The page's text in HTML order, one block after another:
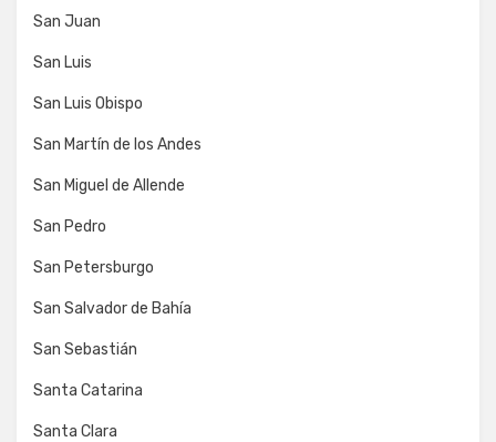
San Juan
San Luis
San Luis Obispo
San Martín de los Andes
San Miguel de Allende
San Pedro
San Petersburgo
San Salvador de Bahía
San Sebastián
Santa Catarina
Santa Clara